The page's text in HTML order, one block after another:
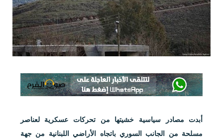
أبدت مصادر سياسية خشيتها من تحركات عسكرية لعناصر
مسلحة من الجانب السوري باتجاه الأراضي اللبنانية من جهة